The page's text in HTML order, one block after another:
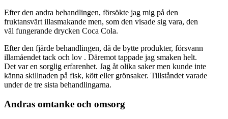
Efter den andra behandlingen, försökte jag mig på den
fruktansvärt illasmakande men, som den visade sig vara, den
väl fungerande drycken Coca Cola.
Efter den fjärde behandlingen, då de bytte produkter, försvann
illamåendet tack och lov . Däremot tappade jag smaken helt.
Det var en sorglig erfarenhet. Jag åt olika saker men kunde inte
känna skillnaden på fisk, kött eller grönsaker. Tillståndet varade
under de tre sista behandlingarna.
Andras omtanke och omsorg